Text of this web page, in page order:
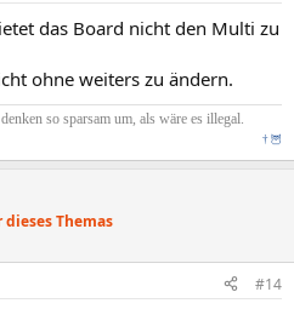
das Board nicht den Multi zu
ohne weiters zu ändern.
so sparsam um, als wäre es illegal.
† 🦉
dieses Themas
#14